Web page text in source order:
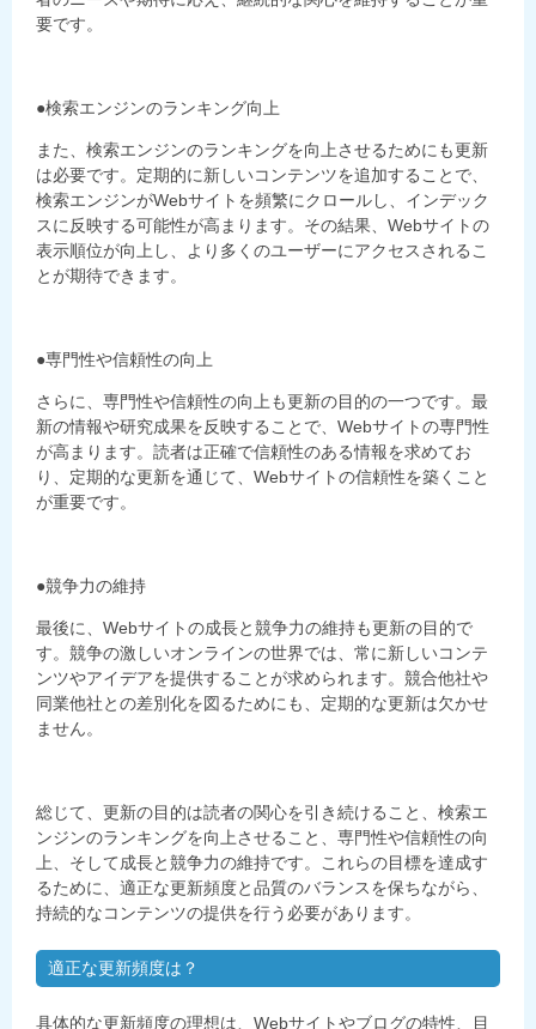
要です。
●検索エンジンのランキング向上
また、検索エンジンのランキングを向上させるためにも更新
は必要です。定期的に新しいコンテンツを追加することで、
検索エンジンがWebサイトを頻繁にクロールし、インデック
スに反映する可能性が高まります。その結果、Webサイトの
表示順位が向上し、より多くのユーザーにアクセスされるこ
とが期待できます。
●専門性や信頼性の向上
さらに、専門性や信頼性の向上も更新の目的の一つです。最
新の情報や研究成果を反映することで、Webサイトの専門性
が高まります。読者は正確で信頼性のある情報を求めてお
り、定期的な更新を通じて、Webサイトの信頼性を築くこと
が重要です。
●競争力の維持
最後に、Webサイトの成長と競争力の維持も更新の目的で
す。競争の激しいオンラインの世界では、常に新しいコンテ
ンツやアイデアを提供することが求められます。競合他社や
同業他社との差別化を図るためにも、定期的な更新は欠かせ
ません。
総じて、更新の目的は読者の関心を引き続けること、検索エ
ンジンのランキングを向上させること、専門性や信頼性の向
上、そして成長と競争力の維持です。これらの目標を達成す
るために、適正な更新頻度と品質のバランスを保ちながら、
持続的なコンテンツの提供を行う必要があります。
適正な更新頻度は？
具体的な更新頻度の理想は、Webサイトやブログの特性、目